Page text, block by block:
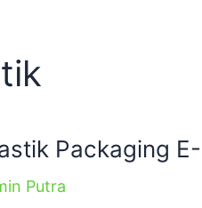
Packaging
Putra